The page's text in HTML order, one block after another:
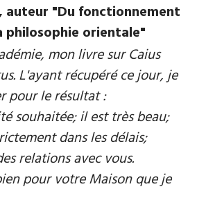
auteur ​"Du fonctionnement
philosophie orientale"
mon livre sur Caius
L'ayant récupéré ce jour, je
pour le résultat :
souhaitée; il est très beau;
dans les délais;
relations avec vous.
pour votre Maison que je